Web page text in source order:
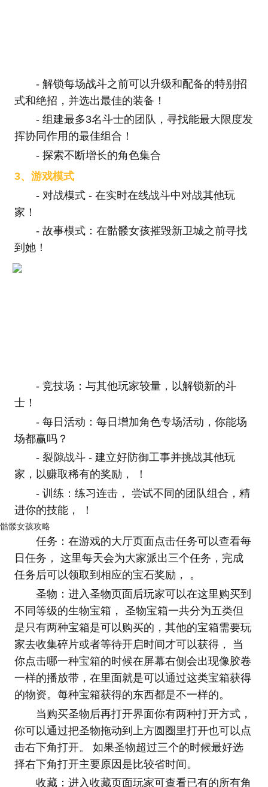
- 解锁每场战斗之前可以升级和配备的特别招
式和绝招，并选出最佳的装备！
- 组建最多3名斗士的团队，寻找能最大限度发
挥协同作用的最佳组合！
- 探索不断增长的角色集合
3、游戏模式
- 对战模式 - 在实时在线战斗中对战其他玩
家！
- 故事模式：在骷髅女孩摧毁新卫城之前寻找
到她！
- 竞技场：与其他玩家较量，以解锁新的斗
士！
- 每日活动：每日增加角色专场活动，你能场
场都赢吗？
- 裂隙战斗 - 建立好防御工事并挑战其他玩
家，以赚取稀有的奖励， ！
- 训练：练习连击， 尝试不同的团队组合，精
进你的技能， ！
骷髅女孩攻略
任务：在游戏的大厅页面点击任务可以查看每
日任务， 这里每天会为大家派出三个任务，完成
任务后可以领取到相应的宝石奖励， 。
圣物：进入圣物页面后玩家可以在这里购买到
不同等级的生物宝箱， 圣物宝箱一共分为五类但
是只有两种宝箱是可以购买的，其他的宝箱需要玩
家去收集碎片或者等待开启时间才可以获得， 当
你点击哪一种宝箱的时候在屏幕右侧会出现像胶卷
一样的播放带，在里面就是可以通过这类宝箱获得
的物资。每种宝箱获得的东西都是不一样的。
当购买圣物后再打开界面你有两种打开方式，
你可以通过把圣物拖动到上方圆圈里打开也可以点
击右下角打开。 如果圣物超过三个的时候最好选
择右下角打开主要原因是比较省时间。
收藏：进入收藏页面玩家可查看已有的所有角